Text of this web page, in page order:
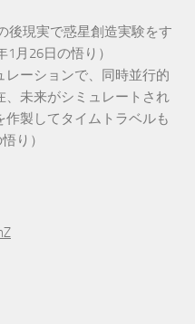
後現実で惑星創造実験をす
月26日の悟り）
レーションで、同時並行的
、未来がシミュレートされ
製してタイムトラベルも
り）